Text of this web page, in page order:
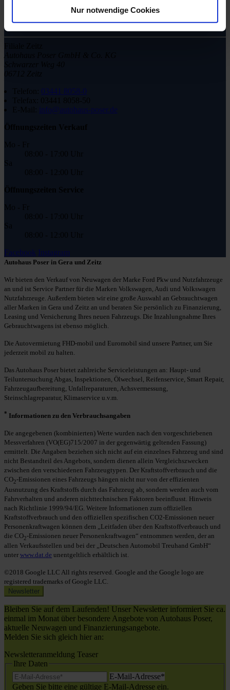
Nur notwendige Cookies
08:00 - 12:00 Uhr
Telefon:
03441 8058-0
Telefax:
03441 8058-50
E-Mail:
info@autohaus-poser.de
Öffnungszeiten Verkauf
Mo - Fr
08:00 - 17:00 Uhr
Sa
08:00 - 12:00 Uhr
Öffnungszeiten Service
Mo - Fr
08:00 - 17:00 Uhr
Sa
08:00 - 12:00 Uhr
Facebook Instagram
Autohaus Poser in Gera und Zeitz
Wir bieten den Verkauf von Neuwagen der Marke Ford Pkw und Nutzfahrzeuge
an und ist Service Partner für die Marken Volkswagen, Audi und Volkswagen
Nutzfahrzeuge. Außerdem bieten wir eine große Auswahl an Gebrauchtwagen
aller Marken in Gera und Zeitz an und beraten Sie persönlich zu Finanzierung,
Leasing und Versicherung Ihres neuen Fahrzeugs. Die Inzahlungnahme Ihres
Gebrauchtwagens ist ebenso möglich.
Die Autovermietung FHD-mobil und Euromobil sind unsere Partner, um Sie
jederzeit mobil zu halten.
Das Autohaus Poser bietet zahlreiche Serviceleistungen an: Haupt- und
Teiluntersuchung Abgas, Inspektionen, Ölwechsel, Reifenservice, Smart Repair,
Fahrzeugaufbereitung, Unfallreparaturen, Achsvermessung,
Steinschlagreparatur, Klimaservice u.v.m.
* Informationen zu den Verbrauchsangaben
Die angegebenen (kombinierten) Werte wurden nach den vorgeschriebenen
Messverfahren (VO(EG)715/2007 in der gegenwärtig geltenden Fassung)
ermittelt. Die Angaben beziehen sich nicht auf ein einzelnes Fahrzeug und sind
nicht Bestandteil des Angebots, sondern dienen allein Vergleichszwecken
zwischen den verschiedenen Fahrzeugtypen. Der Kraftstoffverbrauch und die
CO2-Emissionen eines Fahrzeugs hängen nicht nur von der effizienten
Ausnutzung des Kraftstoffs durch das Fahrzeug ab, sondern werden auch vom
Fahrverhalten und anderen nichttechnischen Faktoren beeinflusst. Hinweis
nach Richtlinie 1999/94/EG. Weitere Informationen zum offiziellen
Kraftstoffverbrauch und den offiziellen spezifischen CO2-Emissionen neuer
Personenkraftwagen können dem „Leitfaden über den Kraftstoffverbrauch und
die CO2-Emissionen neuer Personenkraftwagen“ entnommen werden, der an
allen Verkaufsstellen und bei der „Deutschen Automobil Treuhand GmbH“
unter www.dat.de unentgeltlich erhältlich ist.
©2018 Google LLC All rights reserved. Google and the Google logo are
registered trademarks of Google LLC.
Newsletter
Bleiben Sie auf dem Laufenden! Unser Newsletter informiert Sie ca.
einmal im Monat über besondere Angebote von Autohaus Poser,
aktuelle Neuwagen und Finanzierungsangebote.
Melden Sie sich gleich hier an:
Newsletteranmeldung Teaser
Ihre Daten
E-Mail-Adresse*
Geben Sie bitte eine gültige E-Mail-Adresse ein.